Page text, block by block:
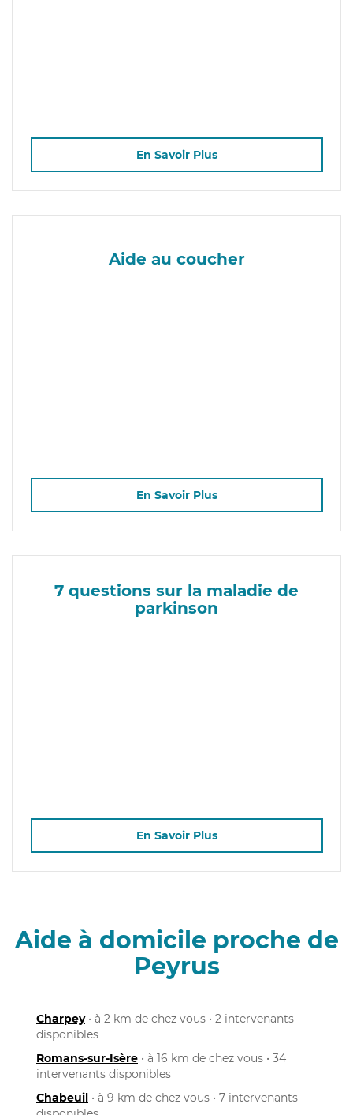
En Savoir Plus
Aide au coucher
En Savoir Plus
7 questions sur la maladie de
parkinson
En Savoir Plus
Aide à domicile proche de
Peyrus
Charpey• à 2 km de chez vous • 2 intervenants
disponibles
Romans-sur-Isère • à 16 km de chez vous • 34
intervenants disponibles
Chabeuil • à 9 km de chez vous • 7 intervenants